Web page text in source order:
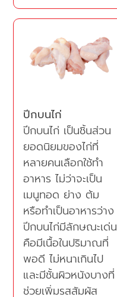
ปีกบนไก่
ปีกบนไก่ เป็นชิ้นส่วน
ยอดนิยมของไก่ที่
หลายคนเลือกใช้ทำ
อาหาร ไม่ว่าจะเป็น
เมนูทอด ย่าง ต้ม
หรือทำเป็นอาหารว่าง
ปีกบนไก่มีลักษณะเด่น
คือมีเนื้อในปริมาณที่
พอดี ไม่หนาเกินไป
และมีชั้นผิวหนังบางที่
ช่วยเพิ่มรสสัมผัส